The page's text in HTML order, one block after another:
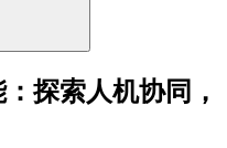
探索人机协同，